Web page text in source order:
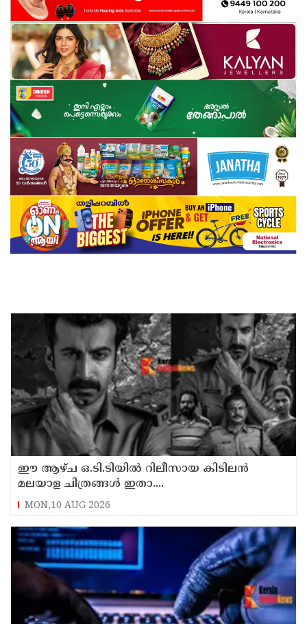
ഈ ആഴ്ച ഒ.ടി.ടിയിൽ റിലീസായ കിടിലൻ
മലയാള ചിത്രങ്ങൾ ഇതാ....
MON,10 AUG 2026